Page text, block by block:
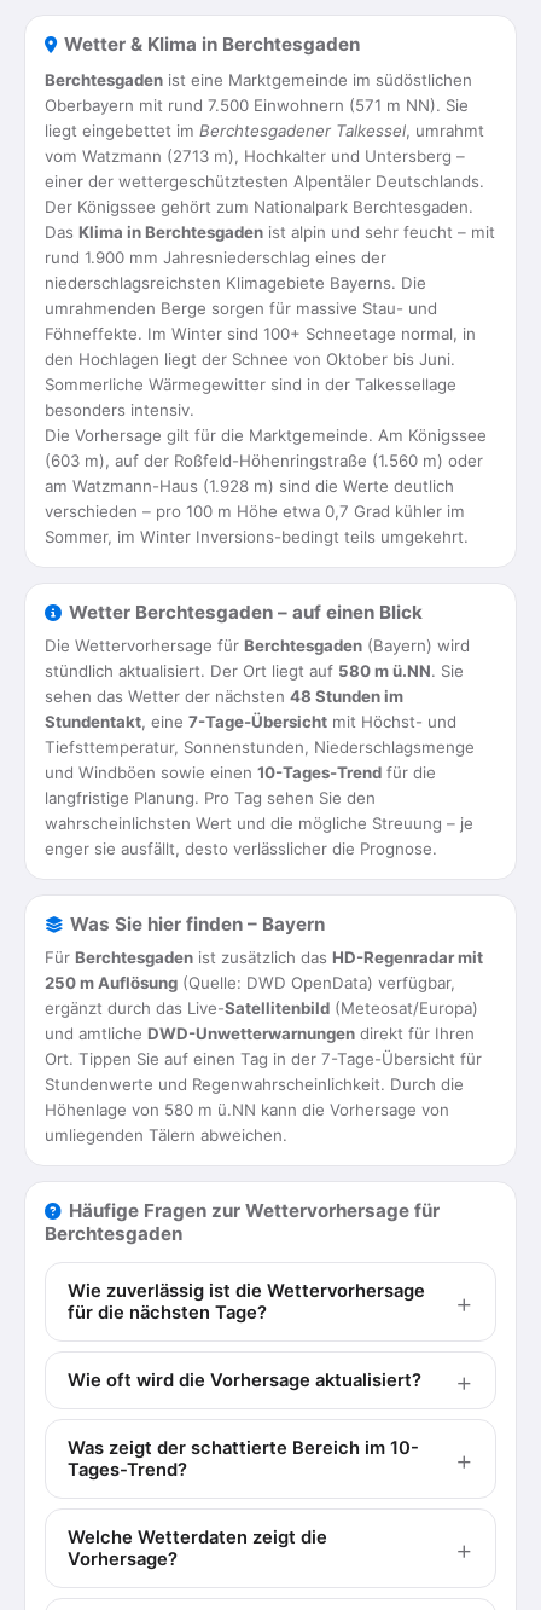
Wetter & Klima in Berchtesgaden
Berchtesgaden ist eine Marktgemeinde im südöstlichen
Oberbayern mit rund 7.500 Einwohnern (571 m NN). Sie
liegt eingebettet im Berchtesgadener Talkessel, umrahmt
vom Watzmann (2713 m), Hochkalter und Untersberg –
einer der wettergeschütztesten Alpentäler Deutschlands.
Der Königssee gehört zum Nationalpark Berchtesgaden.
Das Klima in Berchtesgaden ist alpin und sehr feucht – mit
rund 1.900 mm Jahresniederschlag eines der
niederschlagsreichsten Klimagebiete Bayerns. Die
umrahmenden Berge sorgen für massive Stau- und
Föhneffekte. Im Winter sind 100+ Schneetage normal, in
den Hochlagen liegt der Schnee von Oktober bis Juni.
Sommerliche Wärmegewitter sind in der Talkessellage
besonders intensiv.
Die Vorhersage gilt für die Marktgemeinde. Am Königssee
(603 m), auf der Roßfeld-Höhenringstraße (1.560 m) oder
am Watzmann-Haus (1.928 m) sind die Werte deutlich
verschieden – pro 100 m Höhe etwa 0,7 Grad kühler im
Sommer, im Winter Inversions-bedingt teils umgekehrt.
Wetter Berchtesgaden – auf einen Blick
Die Wettervorhersage für Berchtesgaden (Bayern) wird
stündlich aktualisiert. Der Ort liegt auf 580 m ü.NN. Sie
sehen das Wetter der nächsten 48 Stunden im
Stundentakt, eine 7-Tage-Übersicht mit Höchst- und
Tiefsttemperatur, Sonnenstunden, Niederschlagsmenge
und Windböen sowie einen 10-Tages-Trend für die
langfristige Planung. Pro Tag sehen Sie den
wahrscheinlichsten Wert und die mögliche Streuung – je
enger sie ausfällt, desto verlässlicher die Prognose.
Was Sie hier finden – Bayern
Für Berchtesgaden ist zusätzlich das HD-Regenradar mit
250 m Auflösung (Quelle: DWD OpenData) verfügbar,
ergänzt durch das Live-Satellitenbild (Meteosat/Europa)
und amtliche DWD-Unwetterwarnungen direkt für Ihren
Ort. Tippen Sie auf einen Tag in der 7-Tage-Übersicht für
Stundenwerte und Regenwahrscheinlichkeit. Durch die
Höhenlage von 580 m ü.NN kann die Vorhersage von
umliegenden Tälern abweichen.
Häufige Fragen zur Wettervorhersage für
Berchtesgaden
Wie zuverlässig ist die Wettervorhersage
für die nächsten Tage?
Wie oft wird die Vorhersage aktualisiert?
Was zeigt der schattierte Bereich im 10-
Tages-Trend?
Welche Wetterdaten zeigt die
Vorhersage?